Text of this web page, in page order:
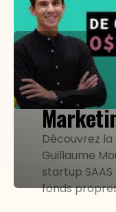
Créer
Découvrez la
Guillaume
startup
fonds